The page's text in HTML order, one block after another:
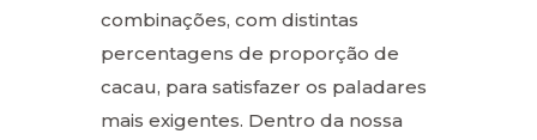
combinações, com distintas
percentagens de proporção de
cacau, para satisfazer os paladares
mais exigentes. Dentro da nossa